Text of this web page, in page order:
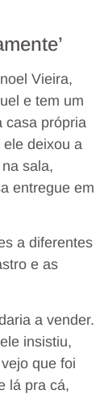
Vieira,
e tem um
casa própria
deixou a
sala,
entregue em
a diferentes
e as
a vender.
insistiu,
que foi
lá pra cá,